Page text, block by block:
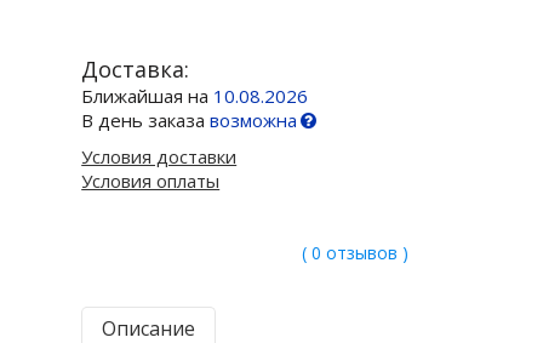
Доставка:
Ближайшая на 10.08.2026
В день заказавозможна
Условия доставки
Условия оплаты
( 0 отзывов )
Описание